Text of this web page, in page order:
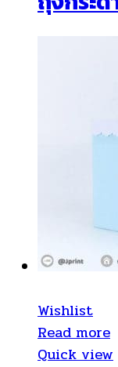
Wishlist
Read more
Quick view